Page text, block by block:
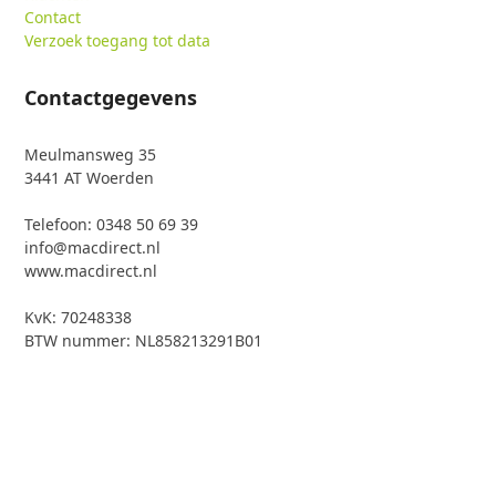
Contact
Verzoek toegang tot data
Contactgegevens
Meulmansweg 35
3441 AT Woerden
Telefoon: 0348 50 69 39
info@macdirect.nl
www.macdirect.nl
KvK: 70248338
BTW nummer: NL858213291B01